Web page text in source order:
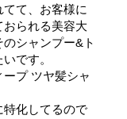
て、お客様に
おられる美容大
シャンプー&ト
です。
プ ツヤ髪シャ
特化してるので